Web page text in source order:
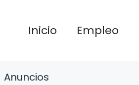
Inicio Empleo
Anuncios